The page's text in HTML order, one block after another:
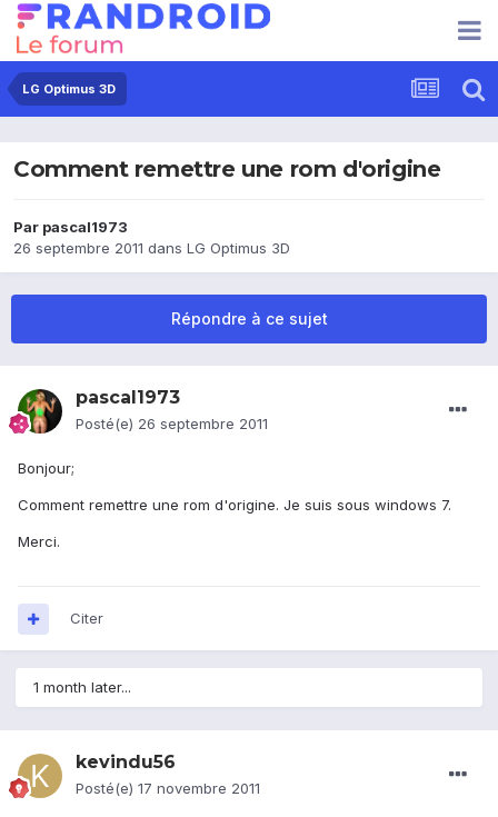
LG Optimus 3D
Comment remettre une rom d'origine
Par pascal1973
26 septembre 2011 dans LG Optimus 3D
Répondre à ce sujet
pascal1973
Posté(e) 26 septembre 2011
Bonjour;
Comment remettre une rom d'origine. Je suis sous windows 7.
Merci.
Citer
1 month later...
kevindu56
Posté(e) 17 novembre 2011